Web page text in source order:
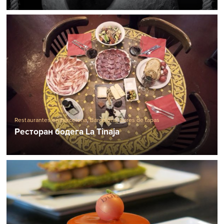
Restaurantes en barcelona,Barcelona, ​​bares de tapas
Ресторан бодега La Tinaja